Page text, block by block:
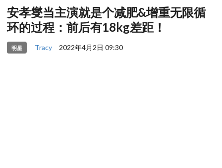
安孝燮当主演就是个减肥&增重无限循
环的过程：前后有18kg差距！
明星 Tracy 2022年4月2日 09:30